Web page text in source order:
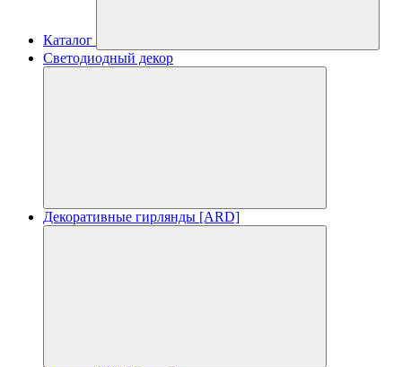
Каталог
Светодиодный декор
Декоративные гирлянды [ARD]